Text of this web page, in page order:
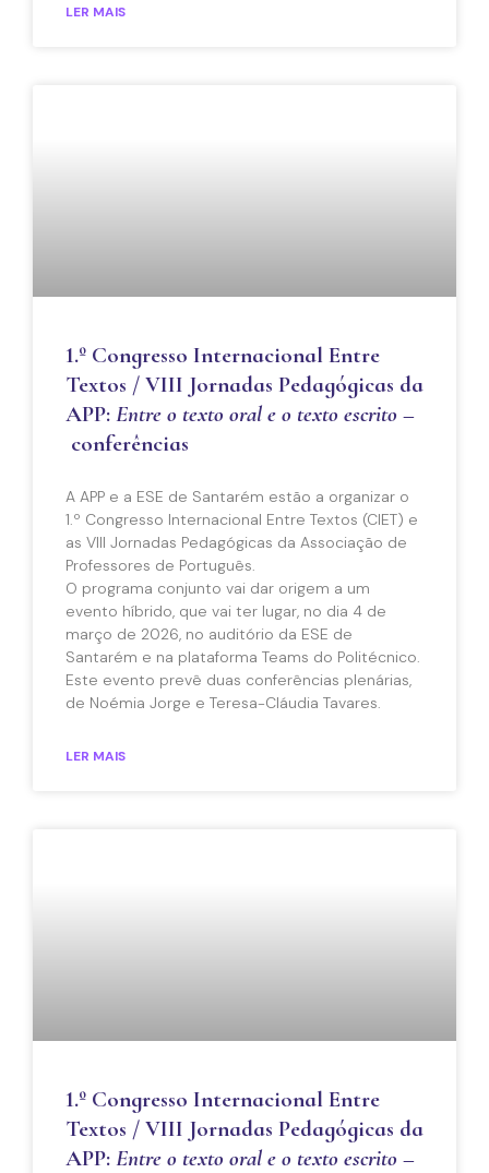
LER MAIS
1.º Congresso Internacional Entre
Textos / VIII Jornadas Pedagógicas da
APP: Entre o texto oral e o texto escrito –
conferências
A APP e a ESE de Santarém estão a organizar o
1.º Congresso Internacional Entre Textos (CIET) e
as VIII Jornadas Pedagógicas da Associação de
Professores de Português.
O programa conjunto vai dar origem a um
evento híbrido, que vai ter lugar, no dia 4 de
março de 2026, no auditório da ESE de
Santarém e na plataforma Teams do Politécnico.
Este evento prevê duas conferências plenárias,
de Noémia Jorge e Teresa-Cláudia Tavares.
LER MAIS
1.º Congresso Internacional Entre
Textos / VIII Jornadas Pedagógicas da
APP: Entre o texto oral e o texto escrito –